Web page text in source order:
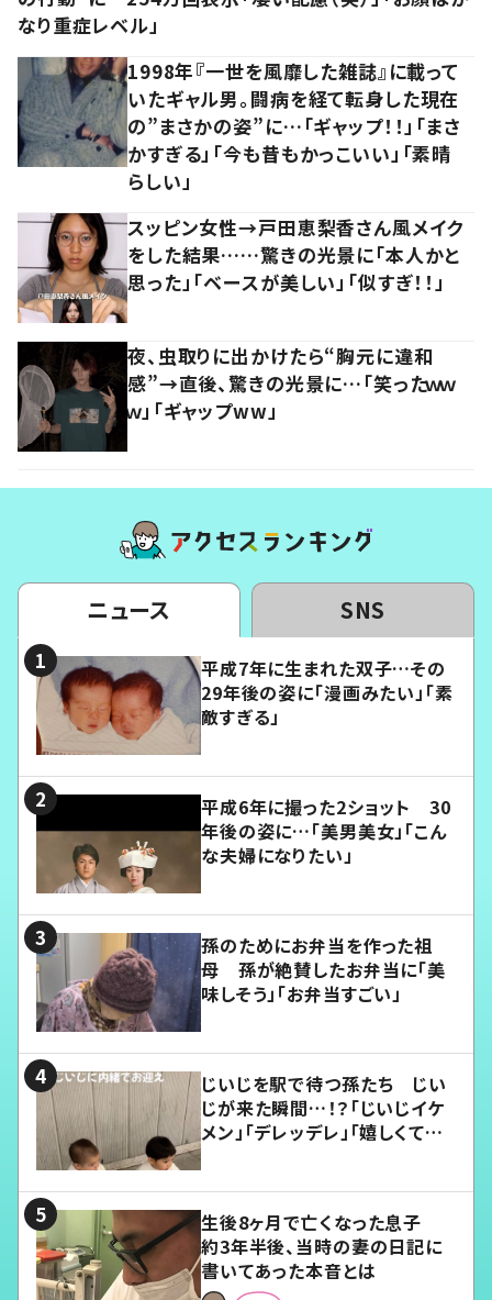
なり重症レベル」
1998年『一世を風靡した雑誌』に載って
いたギャル男。闘病を経て転身した現在
の”まさかの姿”に…「ギャップ！！」「まさ
かすぎる」「今も昔もかっこいい」「素晴
らしい」
スッピン女性→戸田恵梨香さん風メイク
をした結果……驚きの光景に「本人かと
思った」「ベースが美しい」「似すぎ！！」
夜、虫取りに出かけたら“胸元に違和
感”→直後、驚きの光景に…「笑ったｗｗ
ｗ」「ギャップww」
ニュース SNS
平成7年に生まれた双子…その
29年後の姿に「漫画みたい」「素
敵すぎる」
平成6年に撮った2ショット 30
年後の姿に…「美男美女」「こん
な夫婦になりたい」
孫のためにお弁当を作った祖
母 孫が絶賛したお弁当に「美
味しそう」「お弁当すごい」
じいじを駅で待つ孫たち じい
じが来た瞬間…！？「じいじイケ
メン」「デレッデレ」「嬉しくて可
生後8ヶ月で亡くなった息子
約3年半後、当時の妻の日記に
書いてあった本音とは